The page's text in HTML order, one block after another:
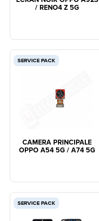
/ RENO4 Z 5G
SERVICE PACK
CAMERA PRINCIPALE
OPPO A54 5G / A74 5G
SERVICE PACK